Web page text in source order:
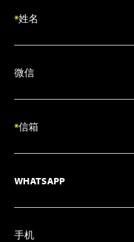
*姓名
微信
*信箱
WHATSAPP
手机